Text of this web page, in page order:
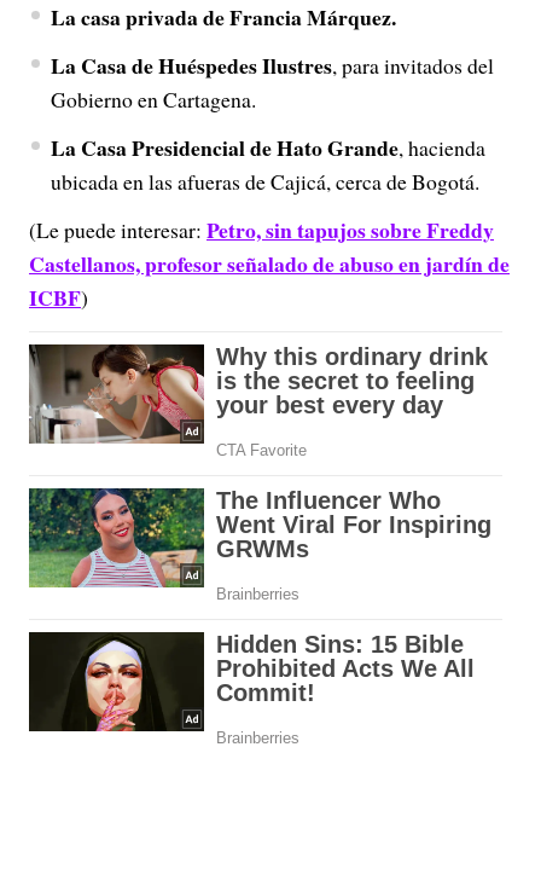
La casa privada de Francia Márquez.
La Casa de Huéspedes Ilustres, para invitados del
Gobierno en Cartagena.
La Casa Presidencial de Hato Grande, hacienda
ubicada en las afueras de Cajicá, cerca de Bogotá.
(Le puede interesar: Petro, sin tapujos sobre Freddy
Castellanos, profesor señalado de abuso en jardín de
ICBF)